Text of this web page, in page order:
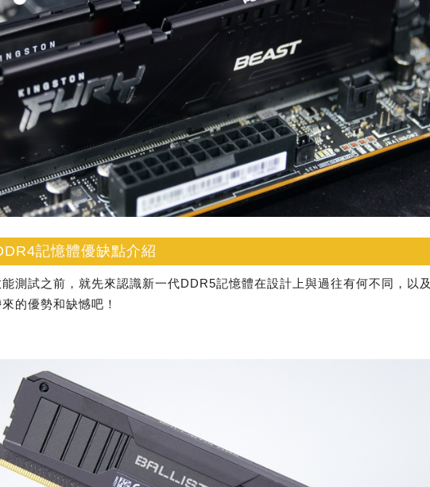
記憶體優缺點介紹
測試之前，就先來認識新一代DDR5記憶體在設計上與過往有何不同，以及
的優勢和缺憾吧！